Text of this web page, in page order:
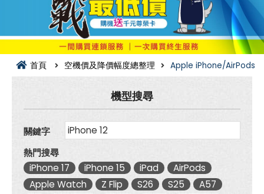
價
幅
度
首頁 空機價及降價幅度總整理 Apple iPhone/AirPods
機型搜尋
關鍵字
熱門搜尋
iPhone 17
iPhone 15 iPad
AirPods
Apple Watch
Z Flip S26 S25
A57